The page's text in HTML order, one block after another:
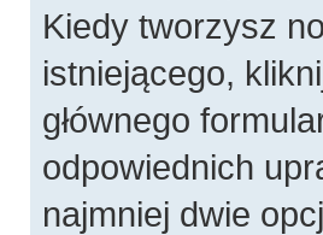
Kiedy tworzysz
istniejącego,
głównego
odpowiednich
najmniej dwie